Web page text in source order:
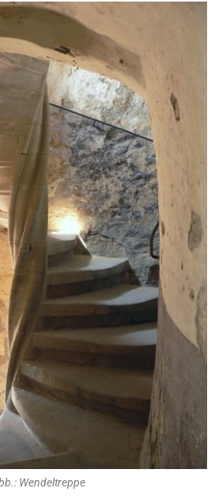
Wendeltreppe